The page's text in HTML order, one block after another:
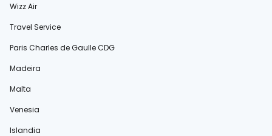
Wizz Air
Travel Service
Paris Charles de Gaulle CDG
Madeira
Malta
Venesia
Islandia